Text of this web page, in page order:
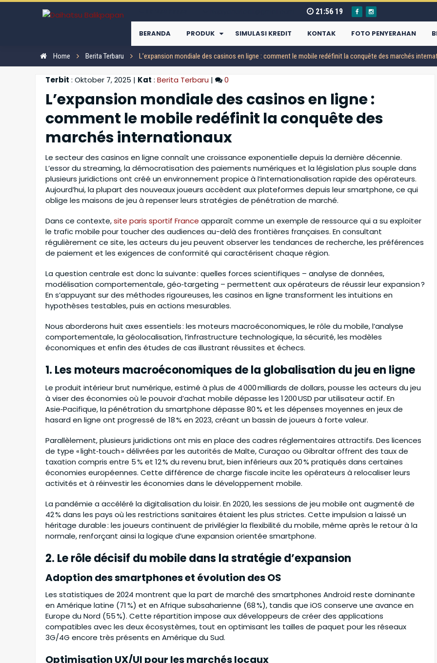
21:56 20
BERANDA PRODUK SIMULASI KREDIT KONTAK FOTO PENYERAHAN
Home Berita Terbaru L’expansion mondiale des casinos en ligne : comment le mobile redéfinit la conquête des marchés
Terbit : Oktober 7, 2025 | Kat : Berita Terbaru | 0
L’expansion mondiale des casinos en ligne :
comment le mobile redéfinit la conquête des
marchés internationaux
Le secteur des casinos en ligne connaît une croissance exponentielle depuis la dernière décennie.
L’essor du streaming, la démocratisation des paiements numériques et la législation plus souple dans
plusieurs juridictions ont créé un environnement propice à l’internationalisation rapide des opérateurs.
Aujourd’hui, la plupart des nouveaux joueurs accèdent aux plateformes depuis leur smartphone, ce qui
oblige les maisons de jeu à repenser leurs stratégies de pénétration de marché.
Dans ce contexte,site paris sportif France apparaît comme un exemple de ressource qui a su exploiter
le trafic mobile pour toucher des audiences au-delà des frontières françaises. En consultant
régulièrement ce site, les acteurs du jeu peuvent observer les tendances de recherche, les préférences
de paiement et les exigences de conformité qui caractérisent chaque région.
La question centrale est donc la suivante : quelles forces scientifiques – analyse de données,
modélisation comportementale, géo‑targeting – permettent aux opérateurs de réussir leur expansion ?
En s’appuyant sur des méthodes rigoureuses, les casinos en ligne transforment les intuitions en
hypothèses testables, puis en actions mesurables.
Nous aborderons huit axes essentiels : les moteurs macroéconomiques, le rôle du mobile, l’analyse
comportementale, la géolocalisation, l’infrastructure technologique, la sécurité, les modèles
économiques et enfin des études de cas illustrant réussites et échecs.
1. Les moteurs macroéconomiques de la globalisation du jeu en ligne
Le produit intérieur brut numérique, estimé à plus de 4 000 milliards de dollars, pousse les acteurs du jeu
à viser des économies où le pouvoir d’achat mobile dépasse les 1 200 USD par utilisateur actif. En
Asie‑Pacifique, la pénétration du smartphone dépasse 80 % et les dépenses moyennes en jeux de
hasard en ligne ont progressé de 18 % en 2023, créant un bassin de joueurs à forte valeur.
Parallèlement, plusieurs juridictions ont mis en place des cadres réglementaires attractifs. Des licences
de type « light‑touch » délivrées par les autorités de Malte, Curaçao ou Gibraltar offrent des taux de
taxation compris entre 5 % et 12 % du revenu brut, bien inférieurs aux 20 % pratiqués dans certaines
économies européennes. Cette différence de charge fiscale incite les opérateurs à relocaliser leurs
activités et à réinvestir les économies dans le développement mobile.
La pandémie a accéléré la digitalisation du loisir. En 2020, les sessions de jeu mobile ont augmenté de
42 % dans les pays où les restrictions sanitaires étaient les plus strictes. Cette impulsion a laissé un
héritage durable : les joueurs continuent de privilégier la flexibilité du mobile, même après le retour à la
normale, renforçant ainsi la logique d’une expansion orientée smartphone.
2. Le rôle décisif du mobile dans la stratégie d’expansion
Adoption des smartphones et évolution des OS
Les statistiques de 2024 montrent que la part de marché des smartphones Android reste dominante
en Amérique latine (71 %) et en Afrique subsaharienne (68 %), tandis que iOS conserve une avance en
Europe du Nord (55 %). Cette répartition impose aux développeurs de créer des applications
compatibles avec les deux écosystèmes, tout en optimisant les tailles de paquet pour les réseaux
3G/4G encore très présents en Amérique du Sud.
Optimisation UX/UI pour les marchés locaux
GranMax PU
Daihatsu Sirion
Mulai :257.050.000
Daihatsu Xenia
Mulai :262.650.000